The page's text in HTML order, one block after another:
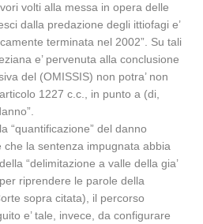
volti alla messa in opera delle
dalla predazione degli ittiofagi e’
terminata nel 2002”. Su tali
e’ pervenuta alla conclusione
del (OMISSIS) non potra’ non
1227 c.c., in punto a (di,
“quantificazione” del danno
la sentenza impugnata abbia
“delimitazione a valle della gia’
riprendere le parole della
sopra citata), il percorso
e’ tale, invece, da configurare